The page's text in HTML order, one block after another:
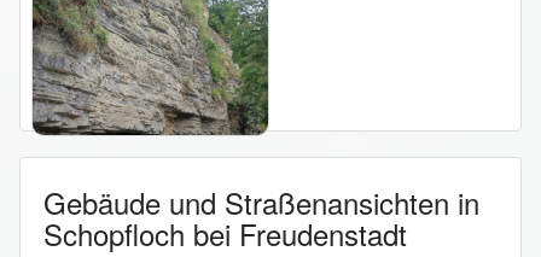
Gebäude und Straßenansichten in
Schopfloch bei Freudenstadt